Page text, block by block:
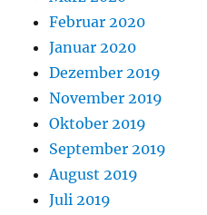
Februar 2020
Januar 2020
Dezember 2019
November 2019
Oktober 2019
September 2019
August 2019
Juli 2019